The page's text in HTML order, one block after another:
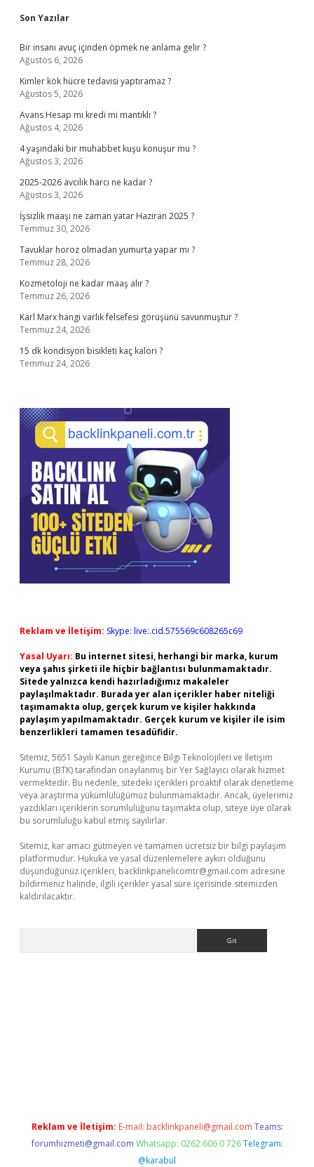
Sidebar
Son Yazılar
Bir insanı avuç içinden öpmek ne anlama gelir ?
Ağustos 6, 2026
Kimler kök hücre tedavisi yaptıramaz ?
Ağustos 5, 2026
Avans Hesap mı kredi mi mantıklı ?
Ağustos 4, 2026
4 yaşındaki bir muhabbet kuşu konuşur mu ?
Ağustos 3, 2026
2025-2026 avcılık harcı ne kadar ?
Ağustos 3, 2026
İşsizlik maaşı ne zaman yatar Haziran 2025 ?
Temmuz 30, 2026
Tavuklar horoz olmadan yumurta yapar mı ?
Temmuz 28, 2026
Kozmetoloji ne kadar maaş alır ?
Temmuz 26, 2026
Karl Marx hangi varlık felsefesi görüşünü savunmuştur ?
Temmuz 24, 2026
15 dk kondisyon bisikleti kaç kalori ?
Temmuz 24, 2026
Reklam ve İletişim: Skype: live:.cid.575569c608265c69
Yasal Uyarı: Bu internet sitesi, herhangi bir marka, kurum
veya şahıs şirketi ile hiçbir bağlantısı bulunmamaktadır.
Sitede yalnızca kendi hazırladığımız makaleler
paylaşılmaktadır. Burada yer alan içerikler haber niteliği
taşımamakta olup, gerçek kurum ve kişiler hakkında
paylaşım yapılmamaktadır. Gerçek kurum ve kişiler ile isim
benzerlikleri tamamen tesadüfidir.
Sitemiz, 5651 Sayılı Kanun gereğince Bilgi Teknolojileri ve İletişim
Kurumu (BTK) tarafından onaylanmış bir Yer Sağlayıcı olarak hizmet
vermektedir. Bu nedenle, sitedeki içerikleri proaktif olarak denetleme
veya araştırma yükümlülüğümüz bulunmamaktadır. Ancak, üyelerimiz
yazdıkları içeriklerin sorumluluğunu taşımakta olup, siteye üye olarak
bu sorumluluğu kabul etmiş sayılırlar.
Sitemiz, kar amacı gütmeyen ve tamamen ücretsiz bir bilgi paylaşım
platformudur. Hukuka ve yasal düzenlemelere aykırı olduğunu
düşündüğünüz içerikleri, backlinkpanelicomtr@gmail.com adresine
bildirmeniz halinde, ilgili içerikler yasal süre içerisinde sitemizden
kaldırılacaktır.
Reklam ve İletişim: E-mail: backlinkpaneli@gmail.com Teams:
forumhizmeti@gmail.com Whatsapp: 0262 606 0 726 Telegram:
@karabul